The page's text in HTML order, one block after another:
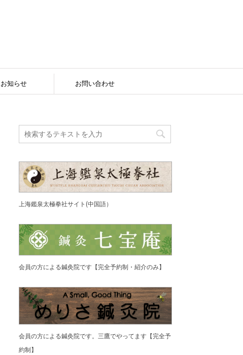
お知らせ お問い合わせ
上海鑑泉太極拳社サイト(中国語）
会員の方による鍼灸院です【完全予約制・紹介のみ】
会員の方による鍼灸院です。三鷹でやってます【完全予
約制】